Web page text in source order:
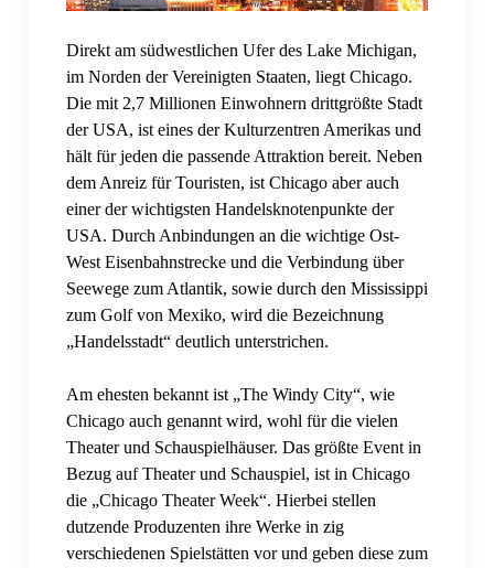
Bierwichteln
Bier- und Weinwichteln 2023
Bier- und Weinwichteln 2024
Bier- und Weinwichteln 2025
Fantasy Football
Fantasy Football Season 2022/2023
Fantasy Football Season 2023/2024
Fantasy Football Season 2024/2025
Fantasy Football Season 2025/2026
International Games
Dublin Game 2025
Direkt am südwestlichen Ufer des Lake Michigan,
im Norden der Vereinigten Staaten, liegt Chicago.
Die mit 2,7 Millionen Einwohnern drittgrößte Stadt
der USA, ist eines der Kulturzentren Amerikas und
hält für jeden die passende Attraktion bereit. Neben
dem Anreiz für Touristen, ist Chicago aber auch
einer der wichtigsten Handelsknotenpunkte der
USA. Durch Anbindungen an die wichtige Ost-
West Eisenbahnstrecke und die Verbindung über
Seewege zum Atlantik, sowie durch den Mississippi
zum Golf von Mexiko, wird die Bezeichnung
„Handelsstadt“ deutlich unterstrichen.
Am ehesten bekannt ist „The Windy City“, wie
Chicago auch genannt wird, wohl für die vielen
Theater und Schauspielhäuser. Das größte Event in
Bezug auf Theater und Schauspiel, ist in Chicago
die „Chicago Theater Week“. Hierbei stellen
dutzende Produzenten ihre Werke in zig
verschiedenen Spielstätten vor und geben diese zum